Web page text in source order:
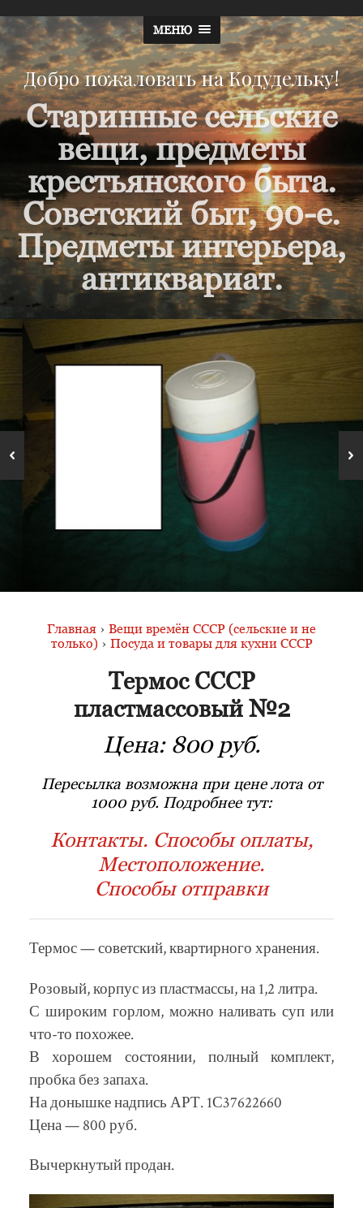
МЕНЮ
Добро пожаловать на Кодудельку!
Старинные сельские
вещи, предметы
крестьянского быта.
Советский быт, 90-е.
Предметы интерьера,
антиквариат.
Главная › Вещи времён СССР (сельские и не
только) › Посуда и товары для кухни СССР
Термос СССР
пластмассовый №2
Цена: 800 руб.
Пересылка возможна при цене лота от
1000 руб. Подробнее тут:
Контакты. Способы оплаты,
Местоположение.
Способы отправки
Термос — советский, квартирного хранения.
Розовый, корпус из пластмассы, на 1,2 литра.
С широким горлом, можно наливать суп или
что-то похожее.
В хорошем состоянии, полный комплект,
пробка без запаха.
На донышке надпись АРТ. 1С37622660
Цена — 800 руб.
Вычеркнутый продан.